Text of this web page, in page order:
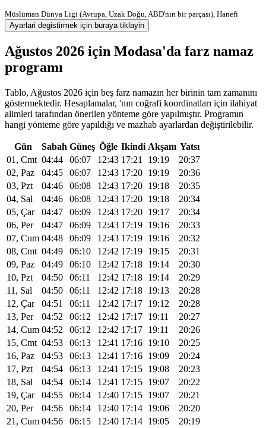
Müslüman Dünya Ligi (Avrupa, Uzak Doğu, ABD'nin bir parçası), Hanefi
Ayarlari degistirmek için buraya tiklayin
Ağustos 2026 için Modasa'da farz namaz
programı
Tablo, Ağustos 2026 için beş farz namazın her birinin tam zamanını
göstermektedir. Hesaplamalar, 'nın coğrafi koordinatları için ilahiyat
alimleri tarafından önerilen yönteme göre yapılmıştır. Programın
hangi yönteme göre yapıldığı ve mazhab ayarlardan değiştirilebilir.
Gün Sabah Güneş Öğle Ikindi Akşam Yatsı
01, Cmt 04:44 06:07 12:43 17:21 19:19
20:37
02, Paz
04:45 06:07 12:43 17:20 19:19
20:36
03, Pzt
04:46 06:08 12:43 17:20 19:18
20:35
04, Sal
04:46 06:08 12:43 17:20 19:18
20:34
05, Çar
04:47 06:09 12:43 17:20 19:17
20:34
06, Per
04:47 06:09 12:43 17:19 19:16
20:33
07, Cum 04:48 06:09 12:43 17:19 19:16
20:32
08, Cmt 04:49 06:10 12:42 17:19 19:15
20:31
09, Paz
04:49 06:10 12:42 17:18 19:14
20:30
10, Pzt
04:50 06:11 12:42 17:18 19:14
20:29
11, Sal
04:50 06:11 12:42 17:18 19:13
20:28
12, Çar
04:51 06:11 12:42 17:17 19:12
20:28
13, Per
04:52 06:12 12:42 17:17 19:11
20:27
14, Cum 04:52 06:12 12:42 17:17 19:11
20:26
15, Cmt 04:53 06:13 12:41 17:16 19:10
20:25
16, Paz
04:53 06:13 12:41 17:16 19:09
20:24
17, Pzt
04:54 06:13 12:41 17:15 19:08
20:23
18, Sal
04:54 06:14 12:41 17:15 19:07
20:22
19, Çar
04:55 06:14 12:40 17:15 19:07
20:21
20, Per
04:56 06:14 12:40 17:14 19:06
20:20
21, Cum 04:56 06:15 12:40 17:14 19:05 20:19